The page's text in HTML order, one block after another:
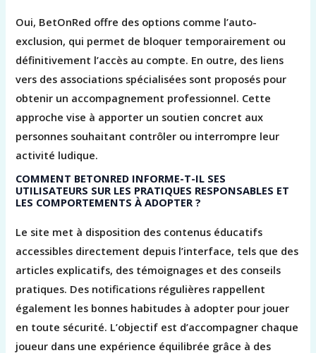
Oui, BetOnRed offre des options comme l’auto-
exclusion, qui permet de bloquer temporairement ou
définitivement l’accès au compte. En outre, des liens
vers des associations spécialisées sont proposés pour
obtenir un accompagnement professionnel. Cette
approche vise à apporter un soutien concret aux
personnes souhaitant contrôler ou interrompre leur
activité ludique.
COMMENT BETONRED INFORME-T-IL SES
UTILISATEURS SUR LES PRATIQUES RESPONSABLES ET
LES COMPORTEMENTS À ADOPTER ?
Le site met à disposition des contenus éducatifs
accessibles directement depuis l’interface, tels que des
articles explicatifs, des témoignages et des conseils
pratiques. Des notifications régulières rappellent
également les bonnes habitudes à adopter pour jouer
en toute sécurité. L’objectif est d’accompagner chaque
joueur dans une expérience équilibrée grâce à des